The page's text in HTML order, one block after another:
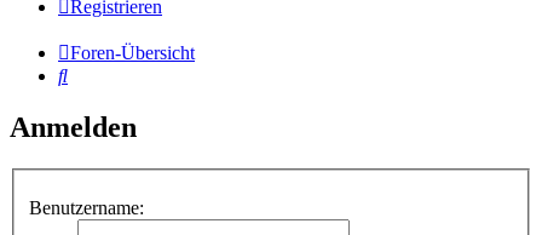
Registrieren
Foren-Übersicht
Suche
Anmelden
Benutzername: